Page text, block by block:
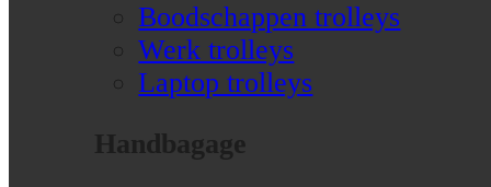
Boodschappen trolleys
Werk trolleys
Laptop trolleys
Handbagage